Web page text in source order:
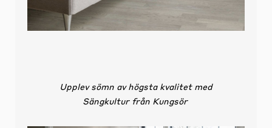
Upplev sömn av högsta kvalitet med
Sängkultur från Kungsör